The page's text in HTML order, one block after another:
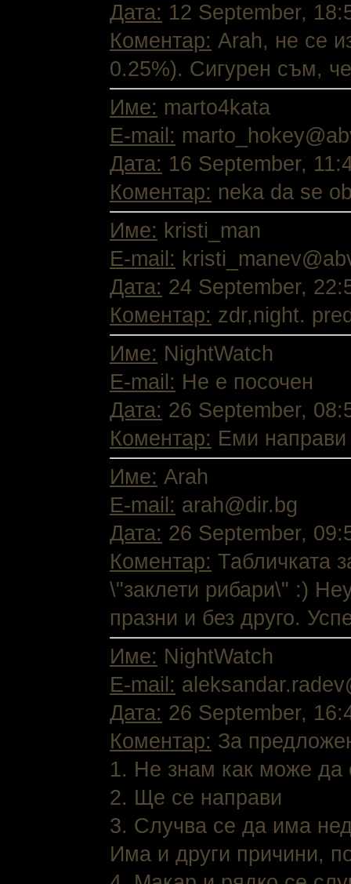
Дата: 12 September,
Коментар: Arah, не се
0.25%). Сигурен съм,
Име: marto4kata
E-mail:
Дата: 16 September,
Коментар: neka da se
Име: kristi_man
E-mail:
Дата: 24 September,
Коментар: zdr,night.
Име: NightWatch
E-mail: Не е посочен
Дата: 26 September,
Коментар: Еми направи
Име: Arah
E-mail: arah@dir.bg
Дата: 26 September,
Коментар: Табличката
\"заклети рибари\" :)
празни и без друго.
Име: NightWatch
E-mail:
Дата: 26 September,
Коментар: За
1. Не знам как може да
2. Ще се направи
3. Случва се да има
Има и други причини,